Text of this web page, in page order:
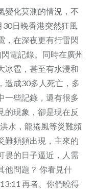
變化莫測的情況，不
日晚香港突然狂風
，在深夜更有行雷閃
電記錄。同時在廣州
冰雹，甚至有水浸和
造成30多人死亡，多
一些記錄，還有很多
的現象，卻是現在反
水，龍捲風等災難頻
難頻頻出現，主來的
畏的日子逼近，人需
他問題？ 你看見什
再者、你們曉得